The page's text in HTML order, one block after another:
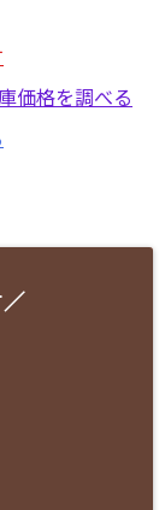
価格を調べる